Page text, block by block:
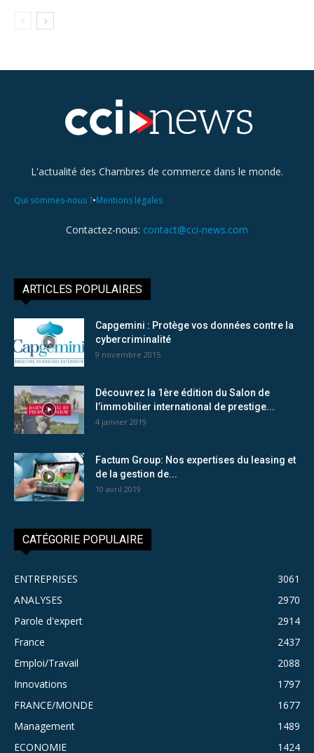
L'actualité des Chambres de commerce dans le monde.
Qui sommes-nous ?•Mentions légales
Contactez-nous: contact@cci-news.com
ARTICLES POPULAIRES
Capgemini : Protège vos données contre la
cybercriminalité
9 novembre 2015
Découvrez la 1ère édition du Salon de
l’immobilier international de prestige...
4 janvier 2019
Factum Group: Nos expertises du leasing et
de la gestion de...
10 avril 2019
CATÉGORIE POPULAIRE
ENTREPRISES
3061
ANALYSES
2970
Parole d'expert
2914
France
2437
Emploi/Travail
2088
Innovations
1797
FRANCE/MONDE
1677
Management
1489
ECONOMIE
1424